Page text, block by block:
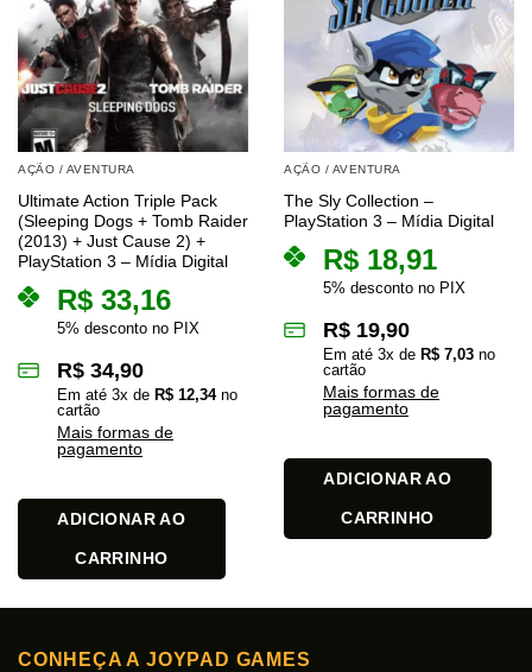
AÇÃO / AVENTURA
Ultimate Action Triple Pack
(Sleeping Dogs + Tomb Raider
(2013) + Just Cause 2) +
PlayStation 3 – Mídia Digital
R$ 33,16
5% desconto no PIX
R$ 34,90
Em até 3x de R$ 12,34no
cartão
Mais formas de
pagamento
ADICIONAR AO
CARRINHO
AÇÃO / AVENTURA
The Sly Collection –
PlayStation 3 – Mídia Digital
R$ 18,91
5% desconto no PIX
R$ 19,90
Em até 3x de R$ 7,03 no
cartão
Mais formas de
pagamento
ADICIONAR AO
CARRINHO
CONHEÇA A JOYPAD GAMES